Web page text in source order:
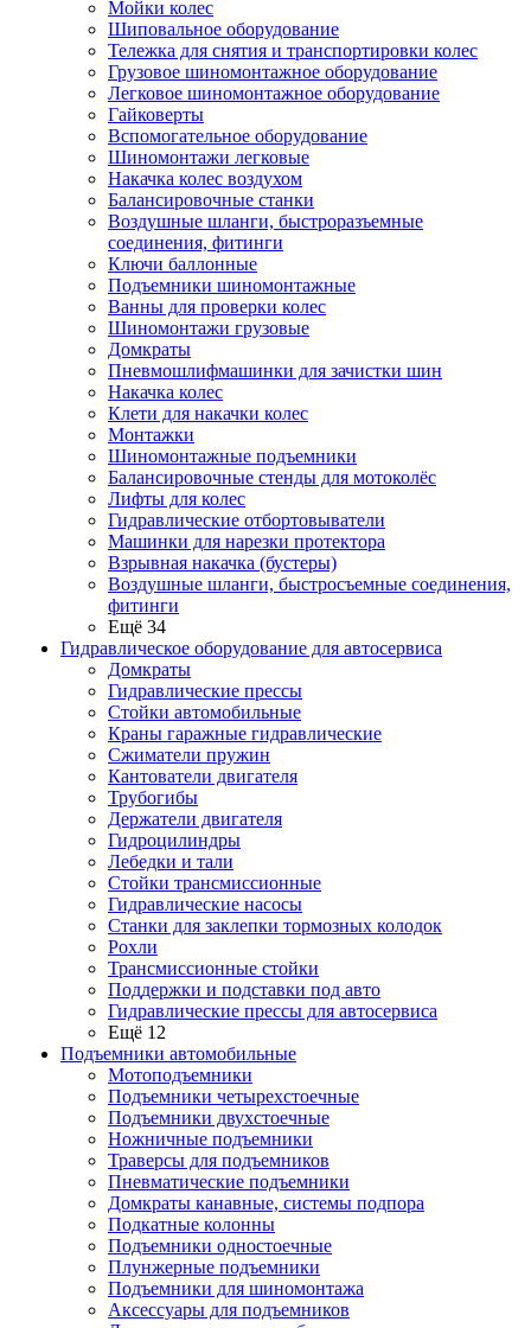
Мойки колес
Шиповальное оборудование
Тележка для снятия и транспортировки колес
Грузовое шиномонтажное оборудование
Легковое шиномонтажное оборудование
Гайковерты
Вспомогательное оборудование
Шиномонтажи легковые
Накачка колес воздухом
Балансировочные станки
Воздушные шланги, быстроразъемные
соединения, фитинги
Ключи баллонные
Подъемники шиномонтажные
Ванны для проверки колес
Шиномонтажи грузовые
Домкраты
Пневмошлифмашинки для зачистки шин
Накачка колес
Клети для накачки колес
Монтажки
Шиномонтажные подъемники
Балансировочные стенды для мотоколёс
Лифты для колес
Гидравлические отбортовыватели
Машинки для нарезки протектора
Взрывная накачка (бустеры)
Воздушные шланги, быстросъемные соединения,
фитинги
Ещё 34
Гидравлическое оборудование для автосервиса
Домкраты
Гидравлические прессы
Стойки автомобильные
Краны гаражные гидравлические
Сжиматели пружин
Кантователи двигателя
Трубогибы
Держатели двигателя
Гидроцилиндры
Лебедки и тали
Стойки трансмиссионные
Гидравлические насосы
Cтанки для заклепки тормозных колодок
Рохли
Трансмиссионные стойки
Поддержки и подставки под авто
Гидравлические прессы для автосервиса
Ещё 12
Подъемники автомобильные
Мотоподъемники
Подъемники четырехстоечные
Подъемники двухстоечные
Ножничные подъемники
Траверсы для подъемников
Пневматические подъемники
Домкраты канавные, системы подпора
Подкатные колонны
Подъемники одностоечные
Плунжерные подъемники
Подъемники для шиномонтажа
Аксессуары для подъемников